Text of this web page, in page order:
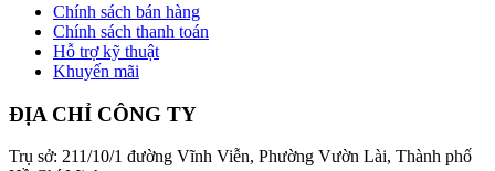
Chính sách bán hàng
Chính sách thanh toán
Hỗ trợ kỹ thuật
Khuyến mãi
ĐỊA CHỈ CÔNG TY
Trụ sở: 211/10/1 đường Vĩnh Viễn, Phường Vườn Lài, Thành phố